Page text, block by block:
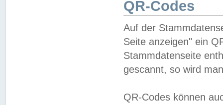
QR-Codes
Auf der
Seite anzeigen" ein
Stammdatenseite
gescannt, so wird
QR-Codes können